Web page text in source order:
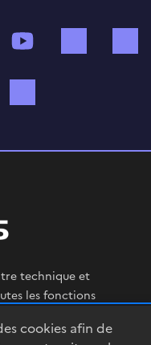
cookies afin de
TikTok
technique et
les fonctions